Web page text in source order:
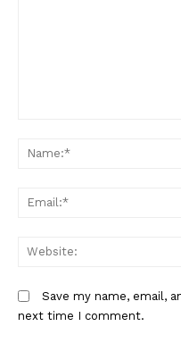
Save my name, email,
next time I comment.